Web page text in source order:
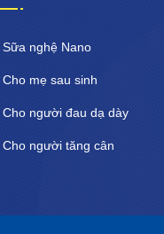
Sữa nghệ Nano
Cho mẹ sau sinh
Cho người đau dạ dày
Cho người tăng cân